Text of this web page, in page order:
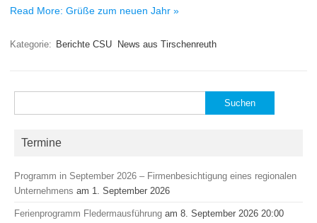
Read More: Grüße zum neuen Jahr »
Kategorie: Berichte CSU News aus Tirschenreuth
nach:
Termine
Programm in September 2026 – Firmenbesichtigung eines regionalen
Unternehmens am 1. September 2026
Ferienprogramm Fledermausführung am 8. September 2026 20:00